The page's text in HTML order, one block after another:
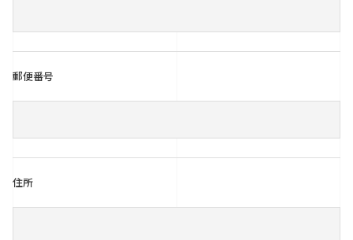
郵便番号
住所